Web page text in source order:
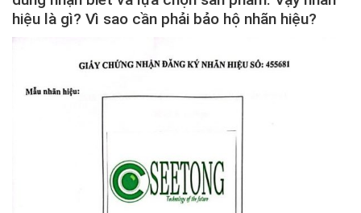
hiệu là gì? Vì sao cần phải bảo hộ nhãn hiệu?